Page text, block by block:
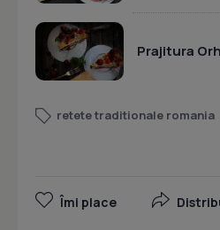
Prajitura
retete traditionale romania
Îmi place